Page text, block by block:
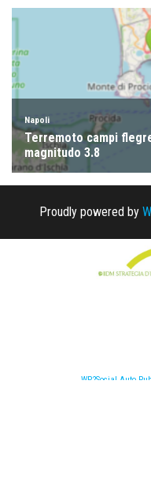
Proudly powered by
WP2Social Auto